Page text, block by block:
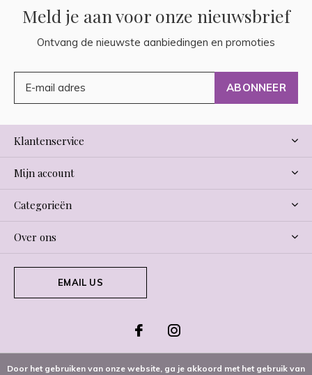
Meld je aan voor onze nieuwsbrief
Ontvang de nieuwste aanbiedingen en promoties
ABONNEER
Klantenservice
Mijn account
Categorieën
Over ons
EMAIL US
Door het gebruiken van onze website, ga je akkoord met het gebruik van